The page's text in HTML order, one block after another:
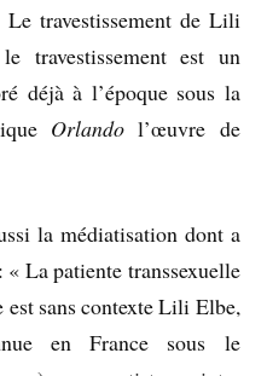
travestissement de Lili
travestissement est un
déjà à l’époque sous la
Orlandol’œuvre de
la médiatisation dont a
La patiente transsexuelle
est sans contexte Lili Elbe,
en France sous le